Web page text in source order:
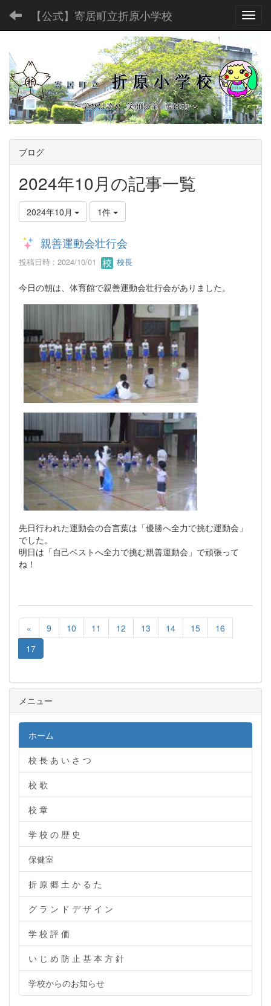
【公式】寄居町立折原小学校
ブログ
2024年10月の記事一覧
2024年10月 1件
親善運動会壮行会
投稿日時 : 2024/10/01 校長
今日の朝は、体育館で親善運動会壮行会がありました。
先日行われた運動会の合言葉は「優勝へ全力で挑む運動会」
でした。
明日は「自己ベストへ全力で挑む親善運動会」で頑張って
ね！
« 9 10 11 12 13 14 15
16
17
メニュー
ホーム
校 長 あ い さ つ
校 歌
校 章
学 校 の 歴 史
保健室
折 原 郷 土 か る た
グ ラ ン ド デ ザ イ ン
学 校 評 価
い じ め 防 止 基 本 方 針
学校からのお知らせ